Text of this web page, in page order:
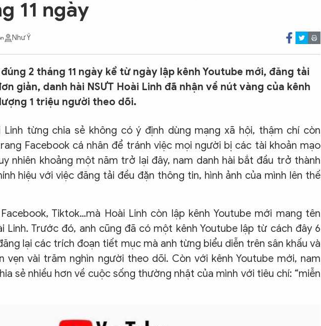
NGHIỆP
11 ngày
Như Ý
2 tháng 11 ngày kể từ ngày lập kênh Youtube mới, đăng tải
giản, danh hài NSƯT Hoài Linh đã nhận về nút vàng của kênh
1 triệu người theo dõi.
Linh từng chia sẻ không có ý định dùng mạng xã hội, thậm chí còn
Facebook cá nhân để tránh việc mọi người bị các tài khoản mạo
nhiên khoảng một năm trở lại đây, nam danh hài bắt đầu trở thành
hiệu với việc đăng tải đều đặn thông tin, hình ảnh của mình lên thế
Tiktok…mà Hoài Linh còn lập kênh Youtube mới mang tên
Linh. Trước đó, anh cũng đã có một kênh Youtube lập từ cách đây 6
lại các trích đoạn tiết mục mà anh từng biểu diễn trên sân khấu và
vẹn vài trăm nghìn người theo dõi. Còn với kênh Youtube mới, nam
sẻ nhiều hơn về cuộc sống thường nhật của mình với tiêu chí: “miễn